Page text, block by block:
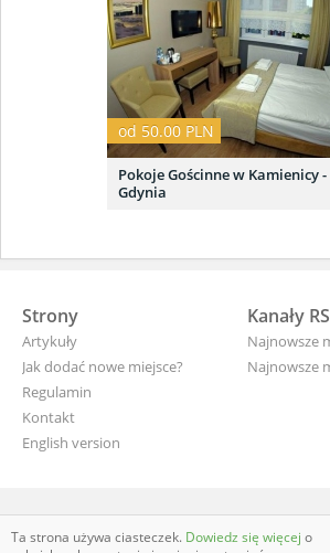
od 50.00 PLN
Pokoje Gościnne w Kamienicy -
Gdynia
Strony
Artykuły
Jak dodać nowe miejsce?
Regulamin
Kontakt
English version
Kanały
Najnowsze
Najnowsze
wyjade.pl - turystyczna
Ta strona używa ciasteczek. Dowiedz się więcej o